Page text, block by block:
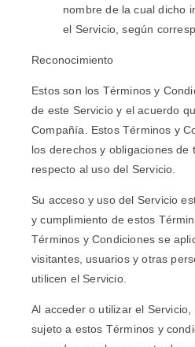
nombre de la cual dicho
el Servicio, según
Reconocimiento
Estos son los Términos y
de este Servicio y el acuerdo
Compañía. Estos Términos y
los derechos y obligaciones de
respecto al uso del Servicio.
Su acceso y uso del Servicio
y cumplimiento de estos
Términos y Condiciones se
visitantes, usuarios y otras
utilicen el Servicio.
Al acceder o utilizar el
sujeto a estos Términos y